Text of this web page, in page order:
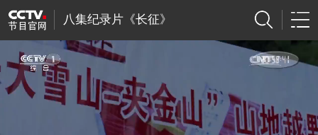
八集纪录片《长征》